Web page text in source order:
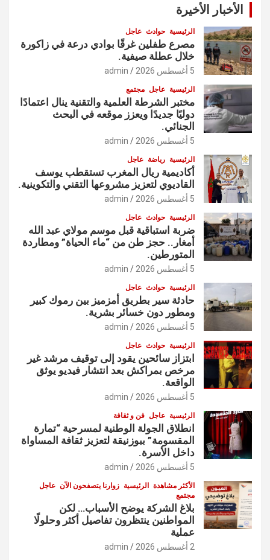
الأخبار الأخيرة
الرئيسية حوادث عاجل
مصرع طفلين غرقًا بوادي درعة في زاكورة
خلال عطلة صيفية.
5 أغسطس 2026 admin
الرئيسية عاجل مجتمع
مختبر الشرطة العلمية والتقنية ينال اعتمادًا
دوليًا جديدًا ويعزز موقعه في البحث
الجنائي.
5 أغسطس 2026 admin
الرئيسية رياضة عاجل
أكاديمية ريال المغرب تستقطب يوسف
القاديوي لتعزيز مشروعها التقني والتكوينية.
5 أغسطس 2026 admin
الرئيسية حوادث عاجل
ضربة استباقية قبل موسم مولاي عبد الله
أمغار.. حجز طن من “ماء الحياة” ومطاردة
المتورطين.
5 أغسطس 2026 admin
الرئيسية حوادث عاجل
حادثة سير بطريق أمزميز بين رموك كبير
ومطور دون خسائر بشرية.
5 أغسطس 2026 admin
الرئيسية حوادث عاجل
ابتزاز سائحين يقود إلى توقيف مرشد غير
مرخص بمراكش بعد انتشار فيديو يوثق
الواقعة.
5 أغسطس 2026 admin
الرئيسية عاجل فن و ثقافة
انطلاق الجولة الوطنية لمسرحية “تمارة
المقسومة” ببوزنيقة لتعزيز ثقافة المساواة
داخل الأسرة.
5 أغسطس 2026 admin
الأكثر مشاهدة الرئيسية زوارنا يتصفحون الآن عاجل
مجتمع
بلاغ الشركة يوضح الأسباب… لكن
المواطنين ينتظرون تفاصيل أكثر وحلولًا
عملية
2 أغسطس 2026 admin